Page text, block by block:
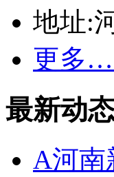
地址:
更多
最新动
A河南